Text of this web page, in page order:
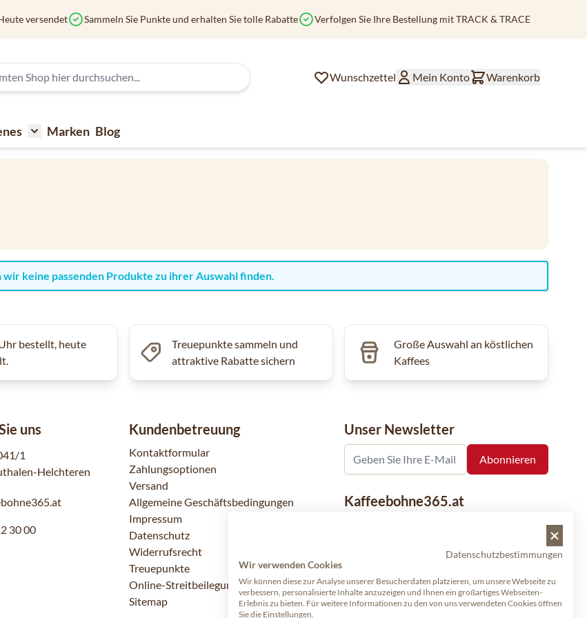
versendet Sammeln Sie Punkte und erhalten Sie tolle Rabatte Verfolgen Sie Ihre Bestellung mit TRACK & TRACE
Wunschzettel Mein Konto Warenkorb
for Kaffeezubehör
Toggle submenu for Verschiedenes
Marken Blog
wir keine passenden Produkte zu ihrer Auswahl finden.
bestellt, heute
Treuepunkte sammeln und
attraktive Rabatte sichern
Große Auswahl an köstlichen
Kaffees
uns
1
Helchteren
30 00
Kundenbetreuung
Kontaktformular
Zahlungsoptionen
Versand
Allgemeine Geschäftsbedingungen
Impressum
Datenschutz
Widerrufsrecht
Treuepunkte
Online-Streitbeilegung
Sitemap
Unser Newsletter
Kaffeebohne365.at
wurde. Der Verkauf von Kaffeebohnen
Marken ist eine unserer Spezialitäten.
Qualität und Kundenservice stehen dabei
Datenschutzbestimmungen
Wir verwenden Cookies
Wir können diese zur Analyse unserer Besucherdaten platzieren, um unsere Webseite zu
verbessern, personalisierte Inhalte anzuzeigen und Ihnen ein großartiges Webseiten-
Erlebnis zu bieten. Für weitere Informationen zu den von uns verwendeten Cookies öffnen
Sie die Einstellungen.